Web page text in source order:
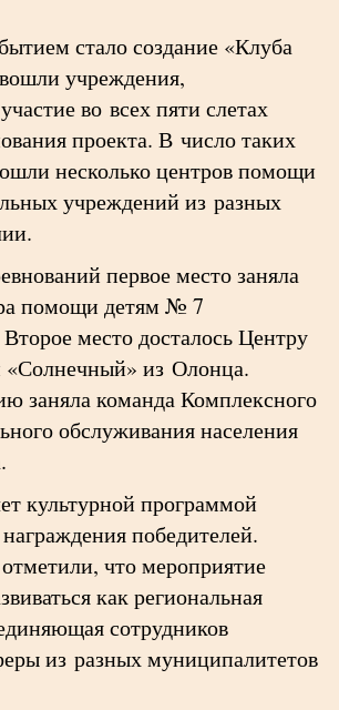
стало создание «Клуба
учреждения,
во всех пяти слетах
проекта. В число таких
несколько центров помощи
учреждений из разных
первое место заняла
помощи детям № 7
место досталось Центру
из Олонца.
заняла команда Комплексного
обслуживания населения
культурной программой
победителей.
что мероприятие
как региональная
сотрудников
из разных муниципалитетов